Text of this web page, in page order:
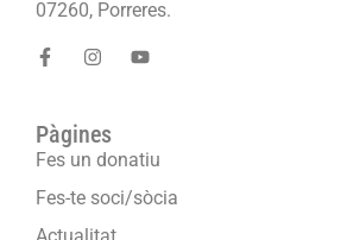
07260, Porreres.
Pàgines
Fes un donatiu
Fes-te soci/sòcia
Actualitat